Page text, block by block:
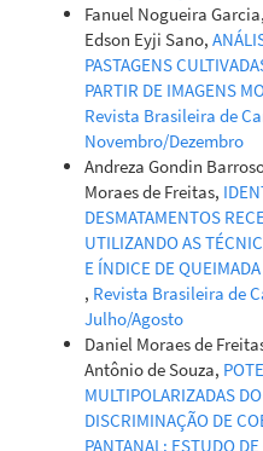
Avaliação de
com imagens do Landsat 8
hidrográfica do rio
Pesquisa, 29, e89743.
10.5902/2236499489743
Fanuel Nogueira
Edson Eyji Sano,
PASTAGENS
PARTIR DE IMAGENS
Revista Brasileira de
Novembro/Dezembro
Andreza Gondin
Moraes de Freitas,
DESMATAMENTOS
UTILIZANDO AS
E ÍNDICE DE
, Revista Brasileira de
Julho/Agosto
Daniel Moraes de
Antônio de Souza,
MULTIPOLARIZADAS
DISCRIMINAÇÃO DE
PANTANAL: ESTUDO